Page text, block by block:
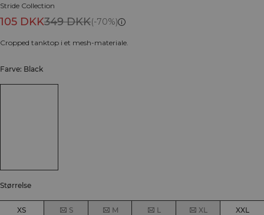
Stride Collection
105 DKK349 DKK(-70%)
Cropped tanktop i et mesh-materiale.
Farve: Black
Størrelse
XS S M L XL XXL